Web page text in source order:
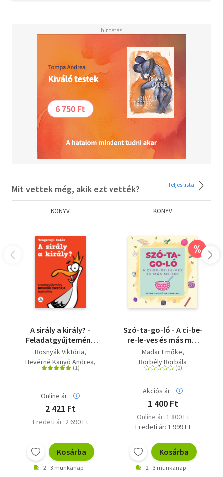
Mit vettek még, akik ezt vették? Teljes lista
KÖNYV
A sirály a király? -
Feladatgyűjtemény
Bosnyák Viktória
regényéhez
Bosnyák Viktória
Hevérné Kanyó Andrea
Dudás Győző
Online ár:
2 421 Ft
Eredeti ár: 2 690 Ft
Kosárba
2 - 3 munkanap
KÖNYV
%
Szó-ta-go-ló - A ci-be-
re-le-ves és más me-
sék - Szí-nez-he-tő raj-
zok-kal
Madar Emőke
Borbély Borbála
Akciós ár:
1 400 Ft
Online ár: 1 800 Ft
Eredeti ár: 1 999 Ft
Kosárba
2 - 3 munkanap